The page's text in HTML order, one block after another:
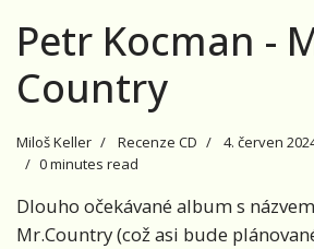
Petr Kocman -
Country
Miloš Keller Recenze CD 4. červen
0 minutes read
Dlouho očekávané album s názvem
Mr.Country (což asi bude